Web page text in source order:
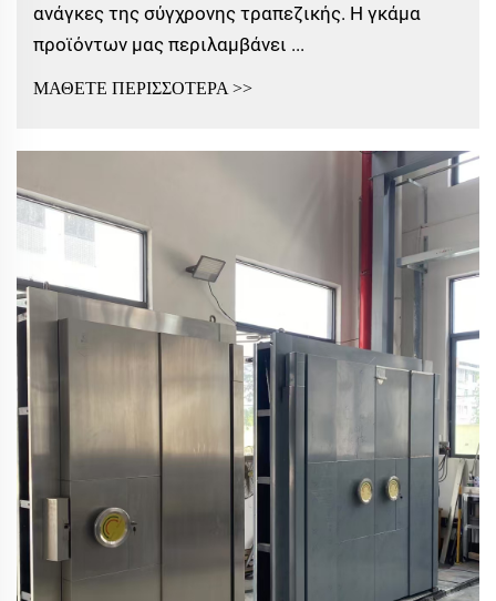
ανάγκες της σύγχρονης τραπεζικής. Η γκάμα
προϊόντων μας περιλαμβάνει ...
ΜΑΘΕΤΕ ΠΕΡΙΣΣΟΤΕΡΑ >>